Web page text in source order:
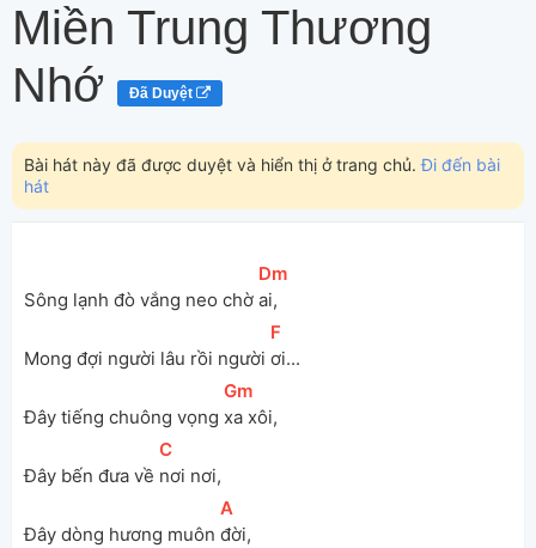
Miền Trung Thương
Nhớ
Đã Duyệt
Bài hát này đã được duyệt và hiển thị ở trang chủ.Đi đến bài
hát
Sông lạnh đò vắng neo chờ
[Dm
ai,
Mong đợi người lâu rồi người
[F
ơi...
Đây tiếng chuông vọng
[
Gm
xa xôi,
Đây bến đưa về
[
C
nơi nơi,
Đây dòng hương muôn
[
A
đời,